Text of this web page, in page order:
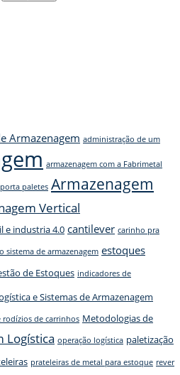
Armazenagem administração de um
armazenagem com a Fabrimetal
paletes Armazenagem
Vertical
e industria 4.0 cantilever carinho pra
sistema de armazenagem estoques
de Estoques indicadores de
e Sistemas de Armazenagem
rodízios de carrinhos Metodologias de
Logística operação logística paletização
prateleiras de metal para estoque rever